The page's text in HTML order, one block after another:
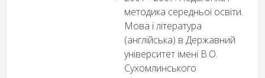
методика середньої освіти.
Мова і література
(англійська) в Державний
університет імені В.О.
Сухомлинського